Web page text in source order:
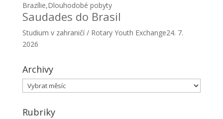
Brazílie,Dlouhodobé pobyty
Saudades do Brasil
Studium v zahraničí / Rotary Youth Exchange24. 7.
2026
Archivy
Archivy
Rubriky